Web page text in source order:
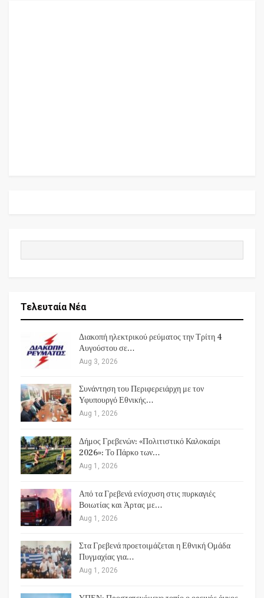
Τελευταία Νέα
Διακοπή ηλεκτρικού ρεύματος την Τρίτη 4
Αυγούστου σε…
Aug 3, 2026
Συνάντηση του Περιφερειάρχη με τον
Υφυπουργό Εθνικής…
Aug 1, 2026
Δήμος Γρεβενών: «Πολιτιστικό Καλοκαίρι
2026»: Το Πάρκο των…
Aug 1, 2026
Από τα Γρεβενά ενίσχυση στις πυρκαγιές
Βοιωτίας και Άρτας με…
Aug 1, 2026
Στα Γρεβενά προετοιμάζεται η Εθνική Ομάδα
Πυγμαχίας για…
Aug 1, 2026